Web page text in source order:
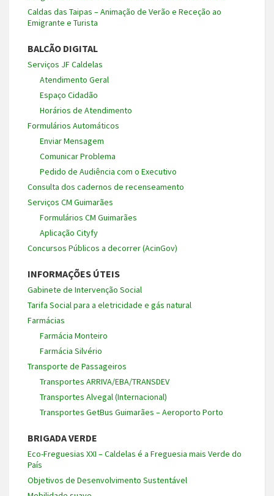
Caldas das Taipas – Animação de Verão e Receção ao
Emigrante e Turista
BALCÃO DIGITAL
Serviços JF Caldelas
Atendimento Geral
Espaço Cidadão
Horários de Atendimento
Formulários Automáticos
Enviar Mensagem
Comunicar Problema
Pedido de Audiência com o Executivo
Consulta dos cadernos de recenseamento
Serviços CM Guimarães
Formulários CM Guimarães
Aplicação Cityfy
Concursos Públicos a decorrer (AcinGov)
INFORMAÇÕES ÚTEIS
Gabinete de Intervenção Social
Tarifa Social para a eletricidade e gás natural
Farmácias
Farmácia Monteiro
Farmácia Silvério
Transporte de Passageiros
Transportes ARRIVA/EBA/TRANSDEV
Transportes Alvegal (Internacional)
Transportes GetBus Guimarães – Aeroporto Porto
BRIGADA VERDE
Eco-Freguesias XXI – Caldelas é a Freguesia mais Verde do
País
Objetivos de Desenvolvimento Sustentável